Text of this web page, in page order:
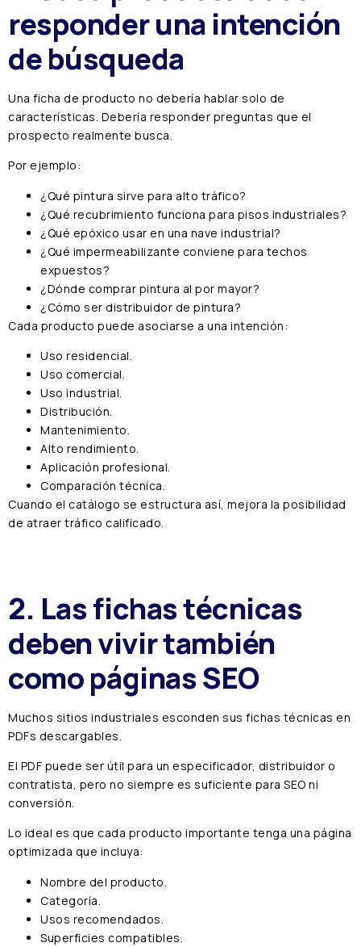
responder una intención
de búsqueda
Una ficha de producto no debería hablar solo de
características. Debería responder preguntas que el
prospecto realmente busca.
Por ejemplo:
¿Qué pintura sirve para alto tráfico?
¿Qué recubrimiento funciona para pisos industriales?
¿Qué epóxico usar en una nave industrial?
¿Qué impermeabilizante conviene para techos
expuestos?
¿Dónde comprar pintura al por mayor?
¿Cómo ser distribuidor de pintura?
Cada producto puede asociarse a una intención:
Uso residencial.
Uso comercial.
Uso industrial.
Distribución.
Mantenimiento.
Alto rendimiento.
Aplicación profesional.
Comparación técnica.
Cuando el catálogo se estructura así, mejora la posibilidad
de atraer tráfico calificado.
2. Las fichas técnicas
deben vivir también
como páginas SEO
Muchos sitios industriales esconden sus fichas técnicas en
PDFs descargables.
El PDF puede ser útil para un especificador, distribuidor o
contratista, pero no siempre es suficiente para SEO ni
conversión.
Lo ideal es que cada producto importante tenga una página
optimizada que incluya:
Nombre del producto.
Categoría.
Usos recomendados.
Superficies compatibles.